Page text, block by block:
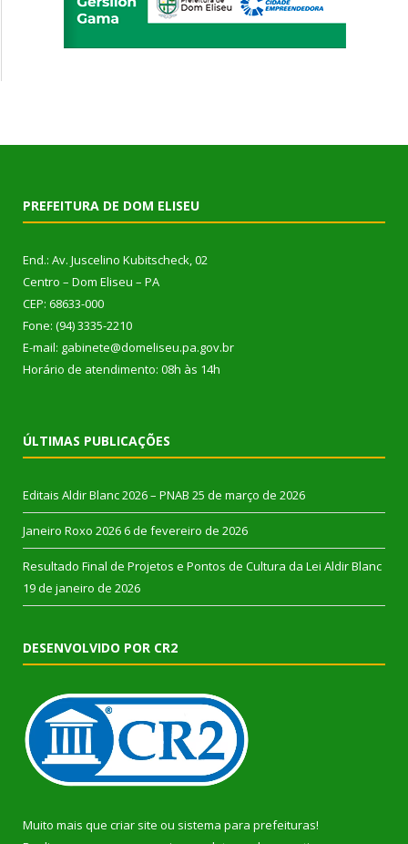
PREFEITURA DE DOM ELISEU
End.: Av. Juscelino Kubitscheck, 02
Centro – Dom Eliseu – PA
CEP: 68633-000
Fone: (94) 3335-2210
E-mail: gabinete@domeliseu.pa.gov.br
Horário de atendimento: 08h às 14h
ÚLTIMAS PUBLICAÇÕES
Editais Aldir Blanc 2026 – PNAB 25 de março de 2026
Janeiro Roxo 2026 6 de fevereiro de 2026
Resultado Final de Projetos e Pontos de Cultura da Lei Aldir Blanc
19 de janeiro de 2026
DESENVOLVIDO POR CR2
Muito mais que criar site ou sistema para prefeituras!